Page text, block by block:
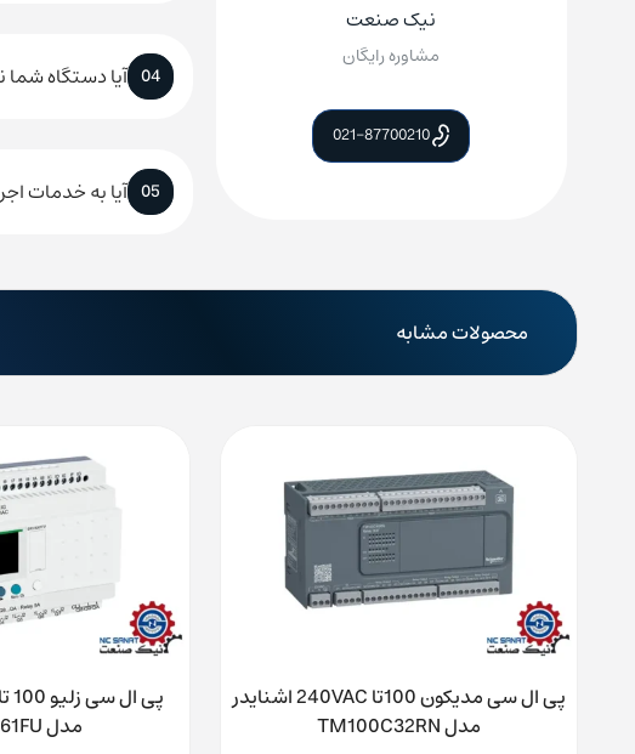
نیک صنعت
مشاوره رایگان
021-87700210
04 آیا دستگاه شما
05 آیا به خدمات
محصولات مشابه
پی ال سی مدیکون 100تا 240VAC اشنایدر
مدل TM100C32RN
مدل SR3B261FU